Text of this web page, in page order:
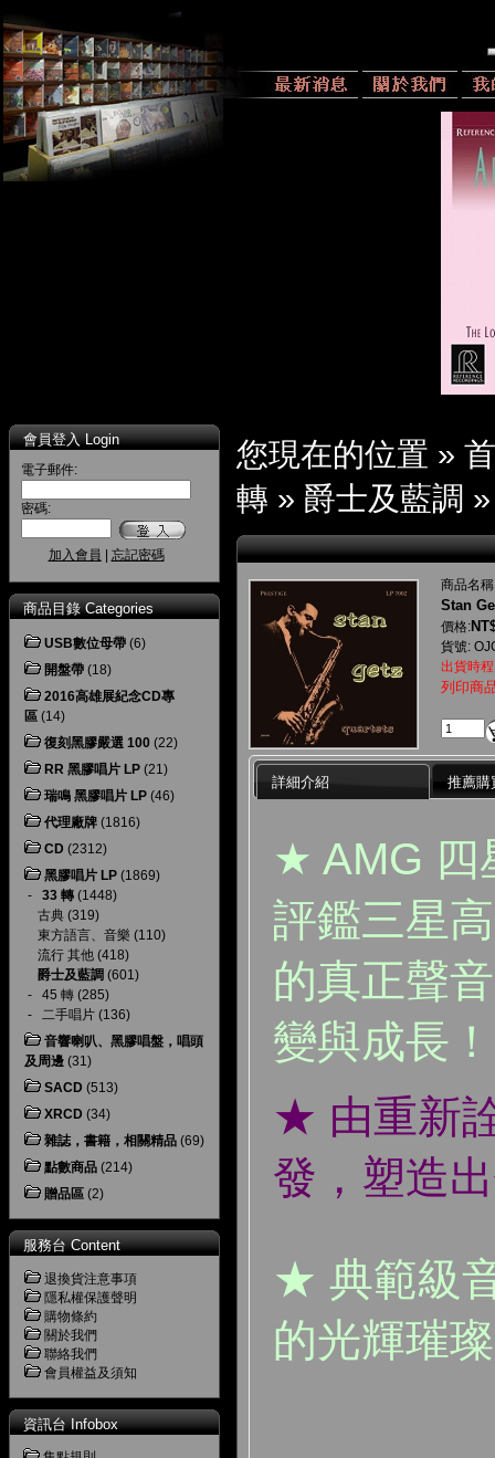
會員登入 Login
電子郵件:
密碼:
加入會員 忘記密碼
商品目錄 Categories
USB數位母帶 (6)
開盤帶 (18)
2016高雄展紀念CD專
區 (14)
復刻黑膠嚴選 100 (22)
RR 黑膠唱片 LP (21)
瑞鳴 黑膠唱片 LP (46)
代理廠牌 (1816)
CD (2312)
黑膠唱片 LP (1869)
- 33 轉 (1448)
古典 (319)
東方語言、音樂 (110)
流行 其他 (418)
爵士及藍調 (601)
- 45 轉 (285)
- 二手唱片 (136)
音響喇叭、黑膠唱盤，唱頭
及周邊 (31)
SACD (513)
XRCD (34)
雜誌，書籍，相關精品 (69)
點數商品 (214)
贈品區 (2)
服務台 Content
退換貨注意事項
隱私權保護聲明
購物條約
關於我們
聯絡我們
會員權益及須知
資訊台 Infobox
您現在的位置 »
轉 » 爵士及藍調
商品名
Stan
價格:
貨號:
出貨時
列印商
詳細介紹 推薦購
★ AMG 四
評鑑三星
的真正聲
變與成長！
★ 由重新
發，塑造
★ 典範級
的光輝璀